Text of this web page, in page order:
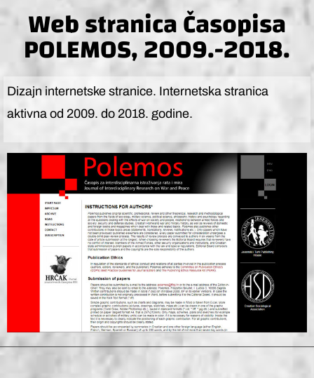
Web stranica Časopisa
POLEMOS, 2009.-2018.
Dizajn internetske stranice. Internetska stranica
aktivna od 2009. do 2018. godine.